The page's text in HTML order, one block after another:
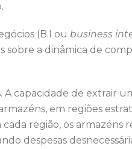
(B.I ou business
a dinâmica de
capacidade de extrair
em regiões
região, os
despesas